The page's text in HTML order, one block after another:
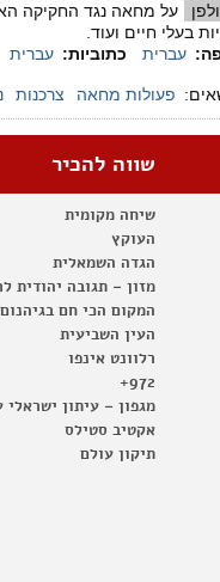
על מחאה נגד החקיקה
בעלי חיים ועוד.
עברית כתוביות: עברית
פעולות מחאה צרכנות
שווה להכיר
שיחה מקומית
העוקץ
הגדה השמאלית
מזון – תגובה יהודית
המקום הכי חם בגיהנום
העין השביעית
רלוונט אינפו
972+
מגפון – עיתון ישראלי
אקטיב סטילס
תיקון עולם